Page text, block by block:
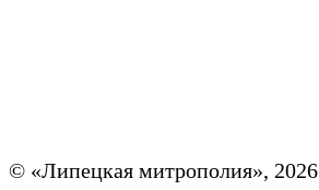
© «Липецкая митрополия», 2026